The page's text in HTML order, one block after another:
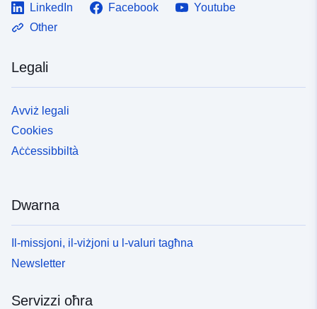
LinkedIn Facebook
Youtube
Other
Legali
Avviż legali
Cookies
Aċċessibbiltà
Dwarna
Il-missjoni, il-viżjoni u l-valuri tagħna
Newsletter
Servizzi oħra